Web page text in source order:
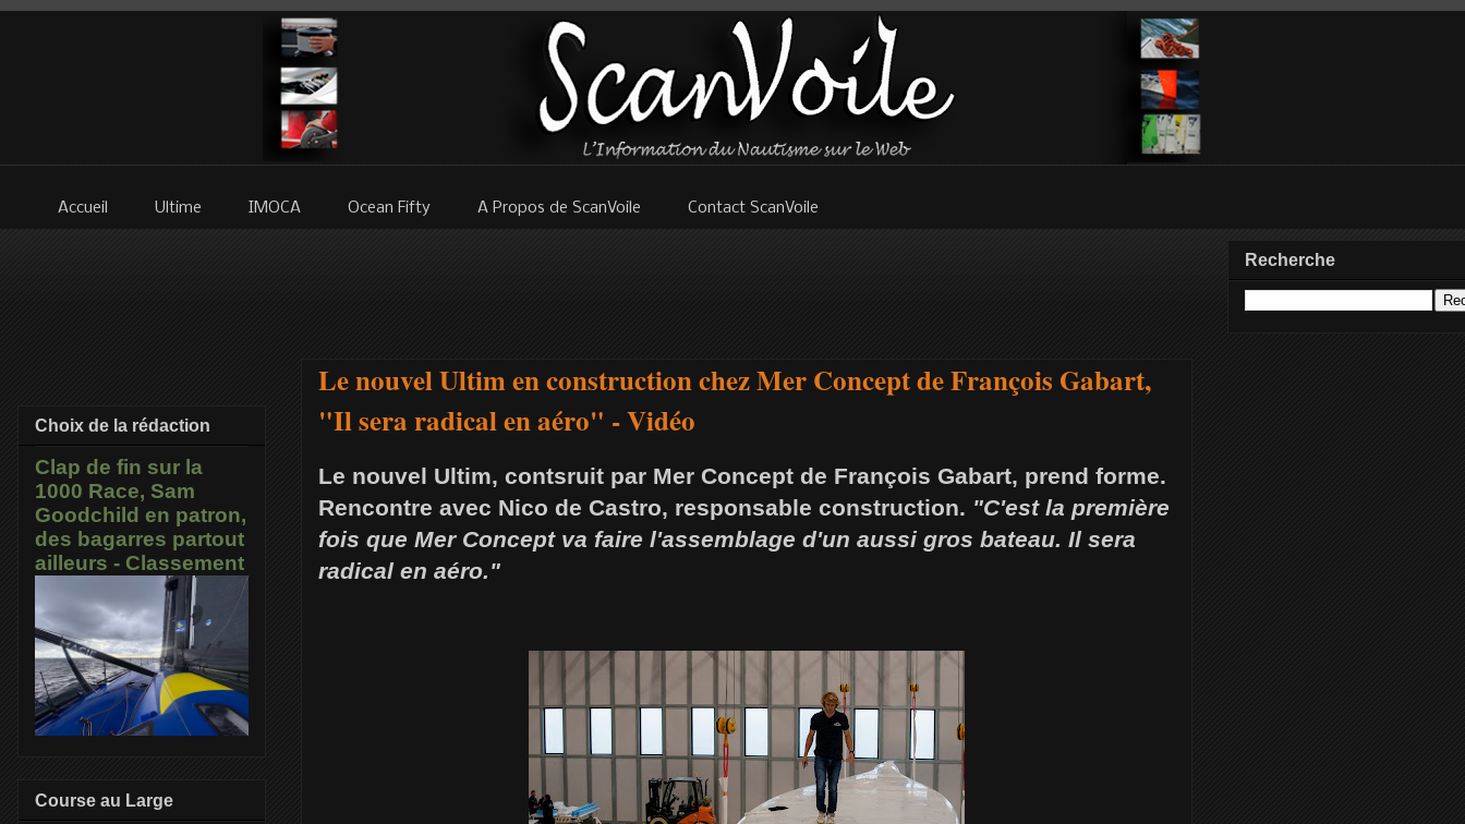
Accueil Ultime IMOCA Ocean Fifty A Propos de ScanVoile Contact ScanVoile
Le nouvel Ultim en construction chez Mer Concept de François Gabart,
"Il sera radical en aéro" - Vidéo
Le nouvel Ultim, contsruit par Mer Concept de François Gabart, prend forme.
Rencontre avec Nico de Castro, responsable construction. "C'est la première
fois que Mer Concept va faire l'assemblage d'un aussi gros bateau. Il sera
radical en aéro."
Choix de la rédaction
Clap de fin sur la
1000 Race, Sam
Goodchild en patron,
des bagarres partout
ailleurs - Classement
Course au Large
Recherche